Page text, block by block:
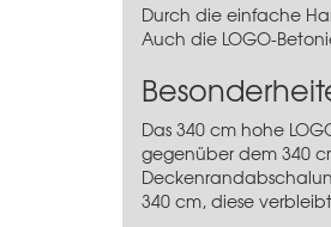
Durch die einfache
Auch die LOGO-
Das 340 cm hohe
gegenüber dem 340
340 cm, diese